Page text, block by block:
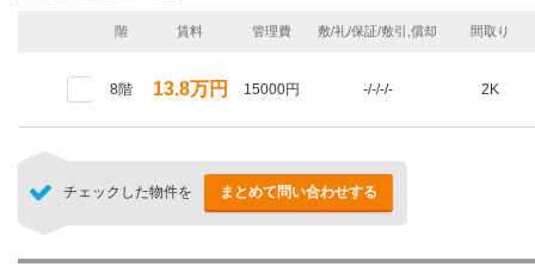
階 賃料 管理費 敷/礼/保証/敷引,償却 間取り
8階 13.8万円 15000円 -/-/-/- 2K
チェックした物件を まとめて問い合わせする